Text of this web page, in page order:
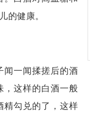
的健康。
闻一闻揉搓后的酒
，这样的白酒一般
精勾兑的了，这样